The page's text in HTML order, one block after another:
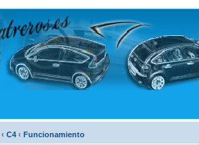
‹ C4 ‹ Funcionamiento